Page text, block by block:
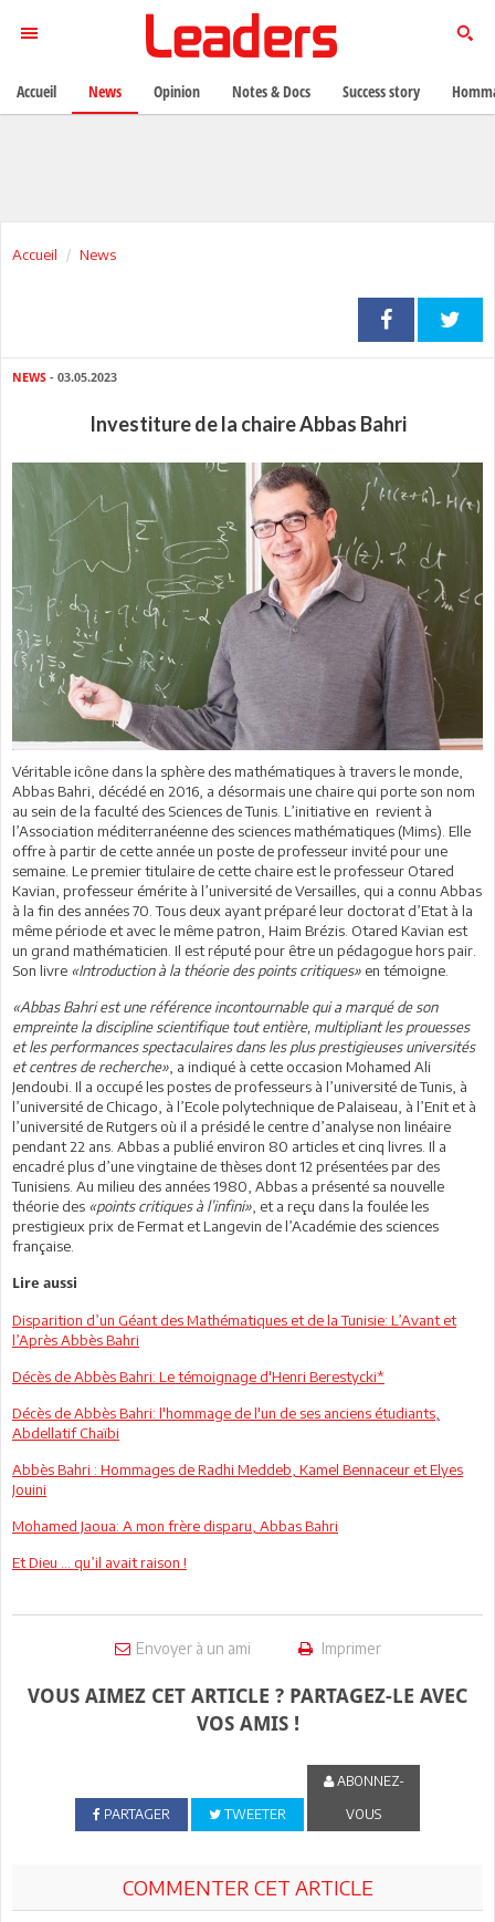
Accueil News
NEWS - 03.05.2023
Investiture de la chaire Abbas Bahri
Véritable icône dans la sphère des mathématiques à travers le monde,
Abbas Bahri, décédé en 2016, a désormais une chaire qui porte son nom
au sein de la faculté des Sciences de Tunis. L’initiative en revient à
l’Association méditerranéenne des sciences mathématiques (Mims). Elle
offre à partir de cette année un poste de professeur invité pour une
semaine. Le premier titulaire de cette chaire est le professeur Otared
Kavian, professeur émérite à l’université de Versailles, qui a connu Abbas
à la fin des années 70. Tous deux ayant préparé leur doctorat d’Etat à la
même période et avec le même patron, Haim Brézis. Otared Kavian est
un grand mathématicien. Il est réputé pour être un pédagogue hors pair.
Son livre «Introduction à la théorie des points critiques» en témoigne.
«Abbas Bahri est une référence incontournable qui a marqué de son
empreinte la discipline scientifique tout entière, multipliant les prouesses
et les performances spectaculaires dans les plus prestigieuses universités
et centres de recherche» , a indiqué à cette occasion Mohamed Ali
Jendoubi. Il a occupé les postes de professeurs à l’université de Tunis, à
l’université de Chicago, à l’Ecole polytechnique de Palaiseau, à l’Enit et à
l’université de Rutgers où il a présidé le centre d’analyse non linéaire
pendant 22 ans. Abbas a publié environ 80 articles et cinq livres. Il a
encadré plus d’une vingtaine de thèses dont 12 présentées par des
Tunisiens. Au milieu des années 1980, Abbas a présenté sa nouvelle
théorie des «points critiques à l’infini» , et a reçu dans la foulée les
prestigieux prix de Fermat et Langevin de l’Académie des sciences
française.
Lire aussi
Disparition d’un Géant des Mathématiques et de la Tunisie: L’Avant et
l’Après Abbès Bahri
Décès de Abbès Bahri: Le témoignage d'Henri Berestycki*
Décès de Abbès Bahri: l'hommage de l'un de ses anciens étudiants,
Abdellatif Chaïbi
Abbès Bahri : Hommages de Radhi Meddeb, Kamel Bennaceur et Elyes
Jouini
Mohamed Jaoua: A mon frère disparu, Abbas Bahri
Et Dieu … qu’il avait raison !
Envoyer à un ami Imprimer
VOUS AIMEZ CET ARTICLE ? PARTAGEZ-LE AVEC
VOS AMIS !
PARTAGER TWEETER
ABONNEZ-
VOUS
COMMENTER CET ARTICLE
Accueil News Opinion Notes & Docs Success story